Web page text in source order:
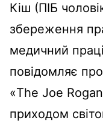
Кіш (ПІБ
збереження
медичний
повідомляє
«The Joe
приходом